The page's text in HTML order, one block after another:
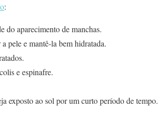
:
do aparecimento de manchas.
pele e mantê-la bem hidratada.
e espinafre.
exposto ao sol por um curto período de tempo.